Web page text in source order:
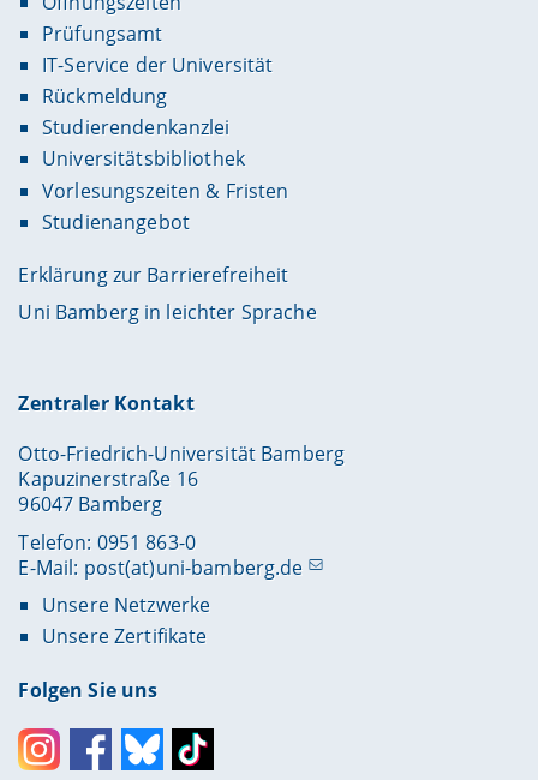
Prüfungsamt
IT-Service der Universität
Rückmeldung
Studierendenkanzlei
Universitätsbibliothek
Vorlesungszeiten & Fristen
Studienangebot
Erklärung zur Barrierefreiheit
Uni Bamberg in leichter Sprache
Zentraler Kontakt
Otto-Friedrich-Universität Bamberg
Kapuzinerstraße 16
96047 Bamberg
Telefon: 0951 863-0
E-Mail: post(at)uni-bamberg.de
Unsere Netzwerke
Unsere Zertifikate
Folgen Sie uns